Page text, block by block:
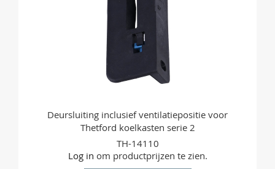
Deursluiting inclusief ventilatiepositie voor
Thetford koelkasten serie 2
TH-14110
Log in om productprijzen te zien.